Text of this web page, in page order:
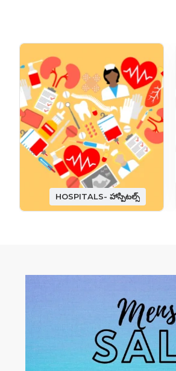
HOSPITALS- హాస్పిటల్స్